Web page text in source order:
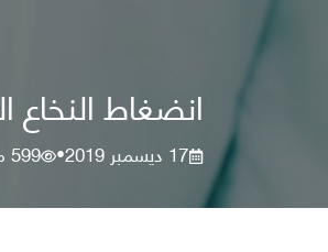
انضغاط
17 ديسمبر 2019 •
599